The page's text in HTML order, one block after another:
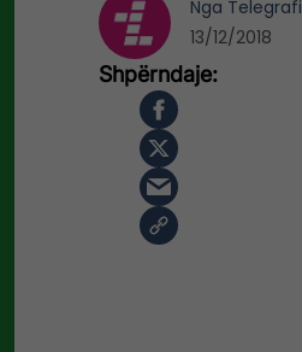
Nga Telegrafi
13/12/2018